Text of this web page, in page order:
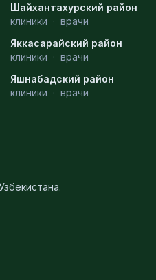
Шайхантахурский район
клиники · врачи
Яккасарайский район
клиники · врачи
Яшнабадский район
клиники · врачи